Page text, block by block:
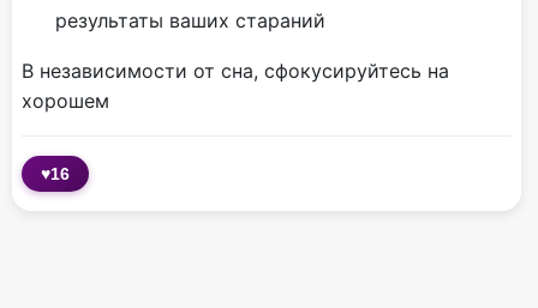
результаты ваших стараний
В независимости от сна, сфокусируйтесь на
хорошем
♥16